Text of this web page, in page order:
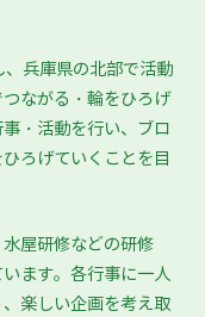
兵庫県の北部で活動
ながる・輪をひろげ
・活動を行い、ブロ
ろげていくことを目
屋研修などの研修
ます。各行事に一人
楽しい企画を考え取